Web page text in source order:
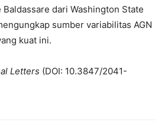
Baldassare dari Washington State
sumber variabilitas AGN
kuat ini.
Letters (DOI: 10.3847/2041-